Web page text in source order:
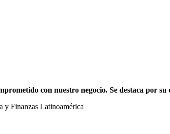
con nuestro negocio. Se destaca por
y Finanzas Latinoamérica